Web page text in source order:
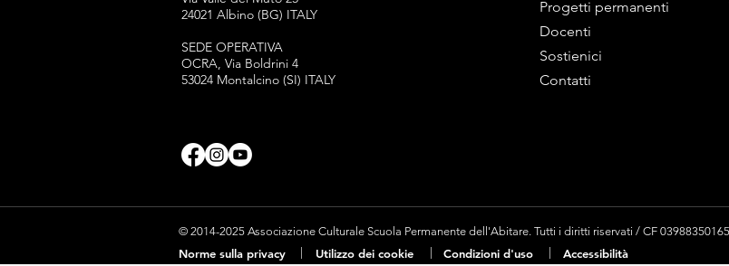
24021 Albino (BG) ITALY
SEDE OPERATIVA
OCRA, Via Boldrini 4
53024 Montalcino (SI) ITALY
Progetti permanenti
Docenti
Sostienici
Contatti
© 2014-2025 Associazione Culturale Scuola Permanente dell'Abitare. Tutti i diritti riservati / CF 03988350165
Norme sulla privacy Utilizzo dei cookie Condizioni d'uso Accessibilità